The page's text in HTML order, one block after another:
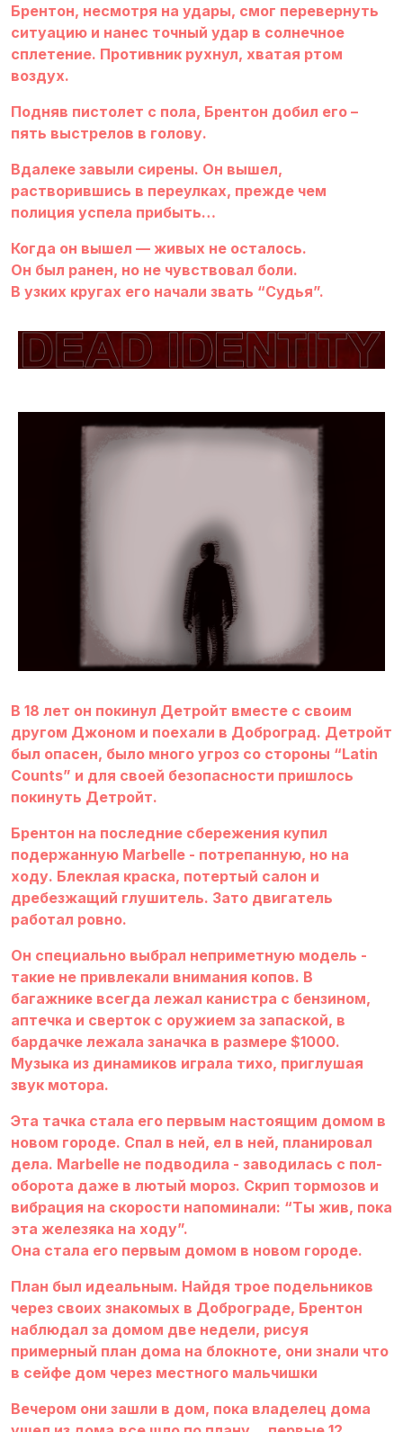
Брентон, несмотря на удары, смог перевернуть
ситуацию и нанес точный удар в солнечное
сплетение. Противник рухнул, хватая ртом
воздух.
Подняв пистолет с пола, Брентон добил его –
пять выстрелов в голову.
Вдалеке завыли сирены. Он вышел,
растворившись в переулках, прежде чем
полиция успела прибыть…
Когда он вышел — живых не осталось.
Он был ранен, но не чувствовал боли.
В узких кругах его начали звать “Судья”.
В 18 лет он покинул Детройт вместе с своим
другом Джоном и поехали в Доброград. Детройт
был опасен, было много угроз со стороны “Latin
Counts” и для своей безопасности пришлось
покинуть Детройт.
Брентон на последние сбережения купил
подержанную Marbelle - потрепанную, но на
ходу. Блеклая краска, потертый салон и
дребезжащий глушитель. Зато двигатель
работал ровно.
Он специально выбрал неприметную модель -
такие не привлекали внимания копов. В
багажнике всегда лежал канистра с бензином,
аптечка и сверток с оружием за запаской, в
бардачке лежала заначка в размере $1000.
Музыка из динамиков играла тихо, приглушая
звук мотора.
Эта тачка стала его первым настоящим домом в
новом городе. Спал в ней, ел в ней, планировал
дела. Marbelle не подводила - заводилась с пол-
оборота даже в лютый мороз. Скрип тормозов и
вибрация на скорости напоминали: “Ты жив, пока
эта железяка на ходу”.
Она стала его первым домом в новом городе.
План был идеальным. Найдя трое подельников
через своих знакомых в Доброграде, Брентон
наблюдал за домом две недели, рисуя
примерный план дома на блокноте, они знали что
в сейфе дом через местного мальчишки
Вечером они зашли в дом, пока владелец дома